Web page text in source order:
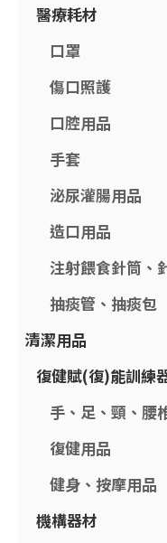
醫療耗材
口罩
傷口照護
口腔用品
手套
泌尿灌腸用品
造口用品
注射餵食針筒、
抽痰管、抽痰包
清潔用品
復健賦(復)能訓練
手、足、頸、腰
復健用品
健身、按摩用品
機構器材